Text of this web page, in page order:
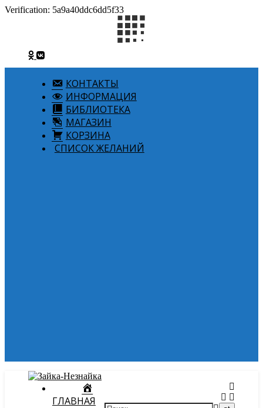
Verification: 5a9a40ddc6dd5f33
КОНТАКТЫ
ИНФОРМАЦИЯ
БИБЛИОТЕКА
МАГАЗИН
КОРЗИНА
СПИСОК ЖЕЛАНИЙ
ГЛАВНАЯ